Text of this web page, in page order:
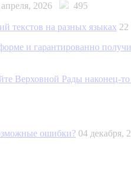
апреля, 2026 495
текстов на разных языках 22
и гарантированно
Верховной Рады наконец-
ошибки? 04 декабря,